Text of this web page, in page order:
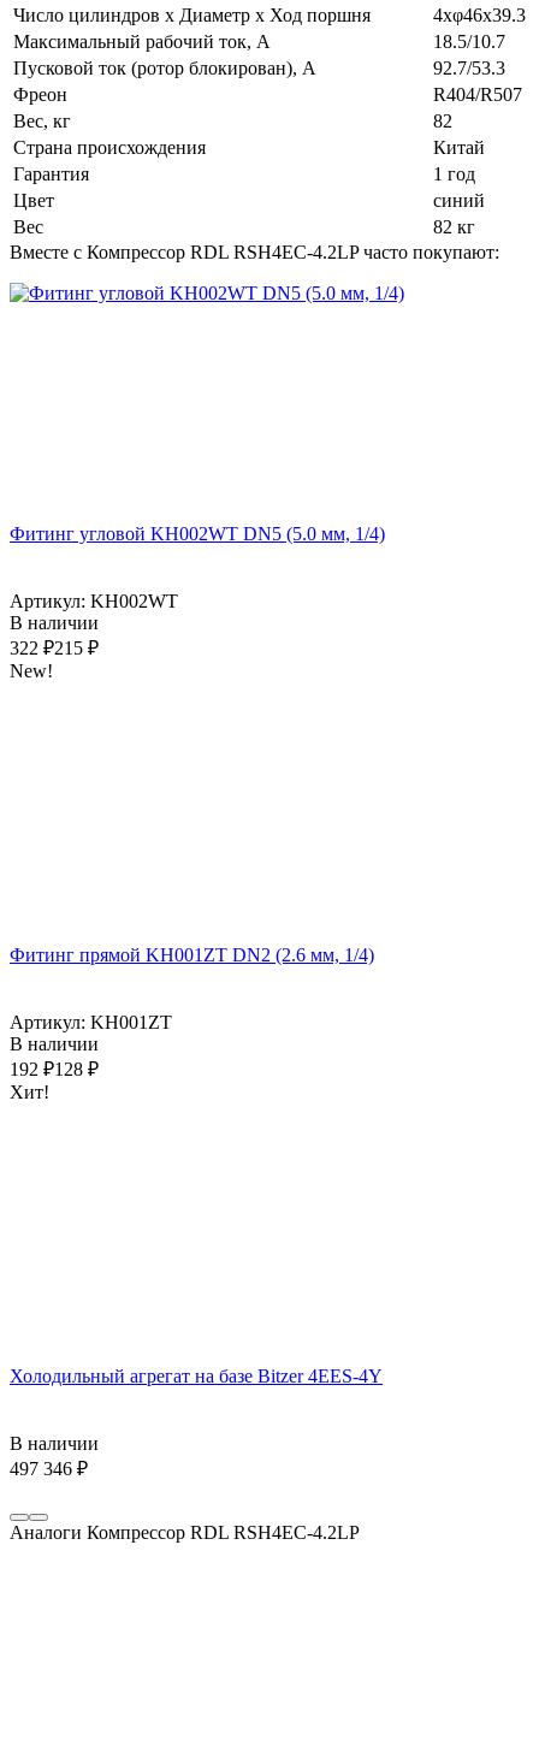
Число цилиндров х Диаметр х Ход поршня
4xφ46x39.3
Максимальный рабочий ток, А
18.5/10.7
Пусковой ток (ротор блокирован), А
92.7/53.3
Фреон
R404/R507
Вес, кг
82
Страна происхождения
Китай
Гарантия
1 год
Цвет
синий
Вес
82 кг
Вместе с Компрессор RDL RSH4EC-4.2LP часто покупают:
Фитинг угловой KH002WT DN5 (5.0 мм, 1/4)
Артикул: KH002WT
В наличии
322 ₽215 ₽
New!
Фитинг прямой KH001ZT DN2 (2.6 мм, 1/4)
Артикул: KH001ZT
В наличии
192 ₽128 ₽
Хит!
Холодильный агрегат на базе Bitzer 4EES-4Y
В наличии
497 346 ₽
Аналоги Компрессор RDL RSH4EC-4.2LP